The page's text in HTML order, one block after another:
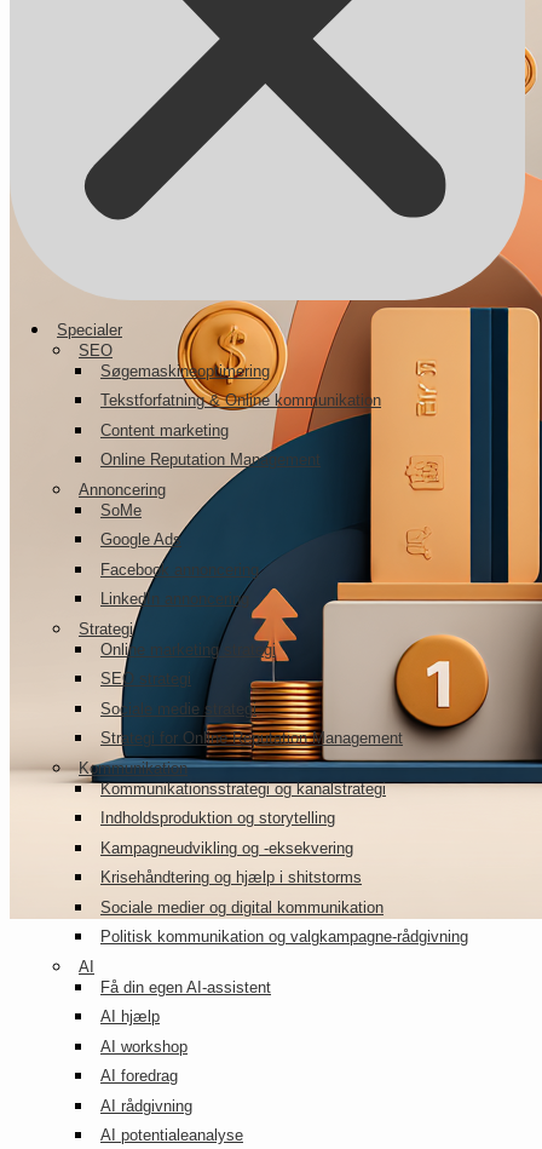
Specialer
SEO
Søgemaskineoptimering
Tekstforfatning & Online kommunikation
Content marketing
Online Reputation Management
Annoncering
SoMe
Google Ads
Facebook annoncering
LinkedIn annoncering
Strategi
Online marketing strategi
SEO strategi
Sociale medie strategi
Strategi for Online Reputation Management
Kommunikation
Kommunikationsstrategi og kanalstrategi
Indholdsproduktion og storytelling
Kampagneudvikling og -eksekvering
Krisehåndtering og hjælp i shitstorms
Sociale medier og digital kommunikation
Politisk kommunikation og valgkampagne-rådgivning
AI
Få din egen AI-assistent
AI hjælp
AI workshop
AI foredrag
AI rådgivning
AI potentialeanalyse